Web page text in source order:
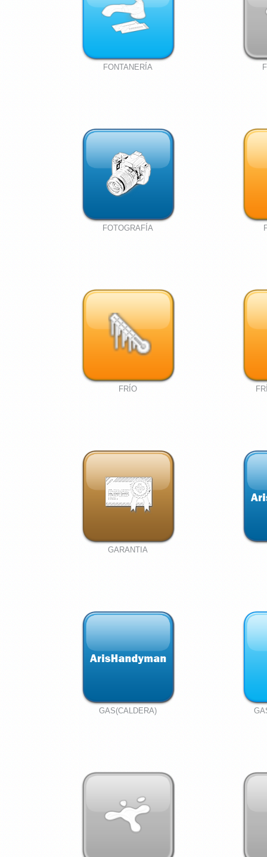
FONTANERÍA
FOTOGRAFÍA
FRÍO
GARANTIA
GAS(CALDERA)